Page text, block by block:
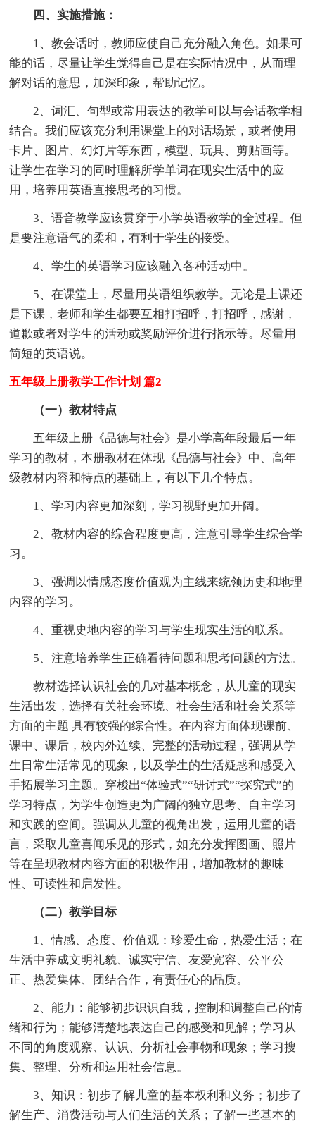
四、实施措施：
1、教会话时，教师应使自己充分融入角色。如果可
能的话，尽量让学生觉得自己是在实际情况中，从而理
解对话的意思，加深印象，帮助记忆。
2、词汇、句型或常用表达的教学可以与会话教学相
结合。我们应该充分利用课堂上的对话场景，或者使用
卡片、图片、幻灯片等东西，模型、玩具、剪贴画等。
让学生在学习的同时理解所学单词在现实生活中的应
用，培养用英语直接思考的习惯。
3、语音教学应该贯穿于小学英语教学的全过程。但
是要注意语气的柔和，有利于学生的接受。
4、学生的英语学习应该融入各种活动中。
5、在课堂上，尽量用英语组织教学。无论是上课还
是下课，老师和学生都要互相打招呼，打招呼，感谢，
道歉或者对学生的活动或奖励评价进行指示等。尽量用
简短的英语说。
五年级上册教学工作计划 篇2
（一）教材特点
五年级上册《品德与社会》是小学高年段最后一年
学习的教材，本册教材在体现《品德与社会》中、高年
级教材内容和特点的基础上，有以下几个特点。
1、学习内容更加深刻，学习视野更加开阔。
2、教材内容的综合程度更高，注意引导学生综合学
习。
3、强调以情感态度价值观为主线来统领历史和地理
内容的学习。
4、重视史地内容的学习与学生现实生活的联系。
5、注意培养学生正确看待问题和思考问题的方法。
教材选择认识社会的几对基本概念，从儿童的现实
生活出发，选择有关社会环境、社会生活和社会关系等
方面的主题 具有较强的综合性。在内容方面体现课前、
课中、课后，校内外连续、完整的活动过程，强调从学
生日常生活常见的现象，以及学生的生活疑惑和感受入
手拓展学习主题。穿梭出“体验式”“研讨式”“探究式”的
学习特点，为学生创造更为广阔的独立思考、自主学习
和实践的空间。强调从儿童的视角出发，运用儿童的语
言，采取儿童喜闻乐见的形式，如充分发挥图画、照片
等在呈现教材内容方面的积极作用，增加教材的趣味
性、可读性和启发性。
（二）教学目标
1、情感、态度、价值观：珍爱生命，热爱生活；在
生活中养成文明礼貌、诚实守信、友爱宽容、公平公
正、热爱集体、团结合作，有责任心的品质。
2、能力：能够初步识识自我，控制和调整自己的情
绪和行为；能够清楚地表达自己的感受和见解；学习从
不同的角度观察、认识、分析社会事物和现象；学习搜
集、整理、分析和运用社会信息。
3、知识：初步了解儿童的基本权利和义务；初步了
解生产、消费活动与人们生活的关系；了解一些基本的